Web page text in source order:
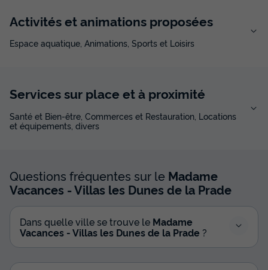
Activités et animations proposées
Espace aquatique, Animations, Sports et Loisirs
Services sur place et à proximité
Santé et Bien-être, Commerces et Restauration, Locations
et équipements, divers
Questions fréquentes sur le Madame
Vacances - Villas les Dunes de la Prade
Dans quelle ville se trouve le Madame
Vacances - Villas les Dunes de la Prade ?